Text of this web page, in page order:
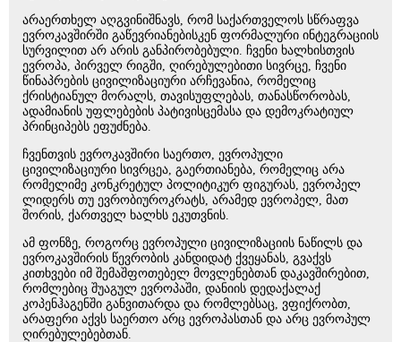
არაერთხელ აღგვინიშნავს, რომ საქართველოს სწრაფვა
ევროკავშირში გაწევრიანებისკენ ფორმალური ინტეგრაციის
სურვილით არ არის განპირობებული. ჩვენი ხალხისთვის
ევროპა, პირველ რიგში, ღირებულებითი სივრცე, ჩვენი
წინაპრების ცივილიზაციური არჩევანია, რომელიც
ქრისტიანულ მორალს, თავისუფლებას, თანასწორობას,
ადამიანის უფლებების პატივისცემასა და დემოკრატიულ
პრინციპებს ეფუძნება.
ჩვენთვის ევროკავშირი საერთო, ევროპული
ცივილიზაციური სივრცეა, გაერთიანება, რომელიც არა
რომელიმე კონკრეტულ პოლიტიკურ ფიგურას, ევროპელ
ლიდერს თუ ევრობიუროკრატს, არამედ ევროპელ, მათ
შორის, ქართველ ხალხს ეკუთვნის.
ამ ფონზე, როგორც ევროპული ცივილიზაციის ნაწილს და
ევროკავშირის წევრობის კანდიდატ ქვეყანას, გვაქვს
კითხვები იმ შემაშფოთებელ მოვლენებთან დაკავშირებით,
რომლებიც შუაგულ ევროპაში, დანიის დედაქალაქ
კოპენჰაგენში განვითარდა და რომლებსაც, ვფიქრობთ,
არაფერი აქვს საერთო არც ევროპასთან და არც ევროპულ
ღირებულებებთან.